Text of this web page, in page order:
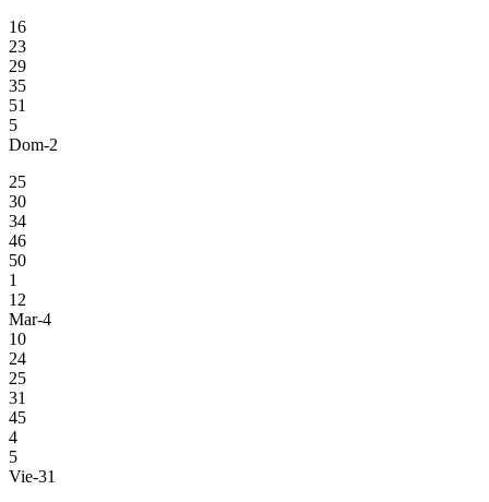
16
23
29
35
51
5
Dom-2
25
30
34
46
50
1
12
Mar-4
10
24
25
31
45
4
5
Vie-31